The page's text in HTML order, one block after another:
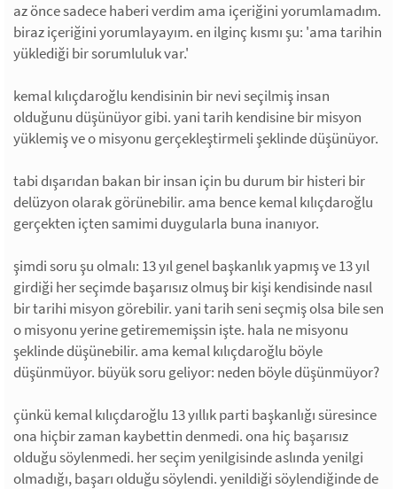
az önce sadece haberi verdim ama içeriğini yorumlamadım.
biraz içeriğini yorumlayayım. en ilginç kısmı şu: 'ama tarihin
yüklediği bir sorumluluk var.'
kemal kılıçdaroğlu kendisinin bir nevi seçilmiş insan
olduğunu düşünüyor gibi. yani tarih kendisine bir misyon
yüklemiş ve o misyonu gerçekleştirmeli şeklinde düşünüyor.
tabi dışarıdan bakan bir insan için bu durum bir histeri bir
delüzyon olarak görünebilir. ama bence kemal kılıçdaroğlu
gerçekten içten samimi duygularla buna inanıyor.
şimdi soru şu olmalı: 13 yıl genel başkanlık yapmış ve 13 yıl
girdiği her seçimde başarısız olmuş bir kişi kendisinde nasıl
bir tarihi misyon görebilir. yani tarih seni seçmiş olsa bile sen
o misyonu yerine getirememişsin işte. hala ne misyonu
şeklinde düşünebilir. ama kemal kılıçdaroğlu böyle
düşünmüyor. büyük soru geliyor: neden böyle düşünmüyor?
çünkü kemal kılıçdaroğlu 13 yıllık parti başkanlığı süresince
ona hiçbir zaman kaybettin denmedi. ona hiç başarısız
olduğu söylenmedi. her seçim yenilgisinde aslında yenilgi
olmadığı, başarı olduğu söylendi. yenildiği söylendiğinde de